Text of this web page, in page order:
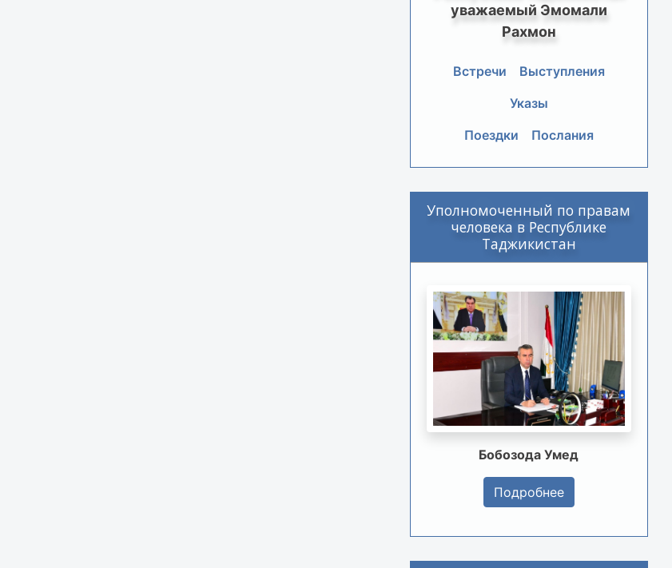
уважаемый Эмомали
Рахмон
Встречи
Выступления
Указы
Поездки
Послания
Уполномоченный по правам
человека в Республике
Таджикистан
Бобозода Умед
Подробнее